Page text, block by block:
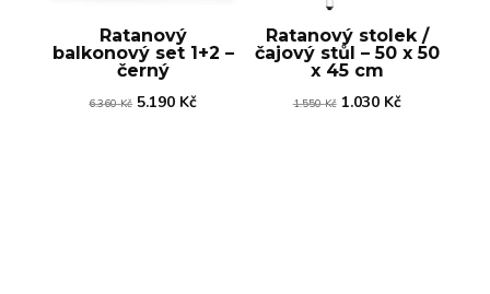
Ratanový
balkonový set 1+2 –
černý
6.360Kč Původní
5.190 KčAktuální
Ratanový stolek /
čajový stůl – 50 x 50
x 45 cm
1.550Kč Původní
1.030 KčAktuální